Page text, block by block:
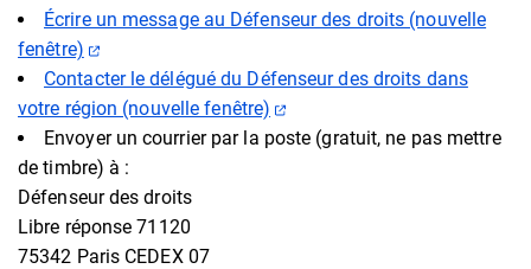
Écrire un message au Défenseur des droits (nouvelle
fenêtre)
(ouverture dans un nouvel onglet)
Contacter le délégué du Défenseur des droits dans
votre région (nouvelle fenêtre)
(ouverture dans un nouvel
Envoyer un courrier par la poste (gratuit, ne pas mettre
de timbre) à :
Défenseur des droits
Libre réponse 71120
75342 Paris CEDEX 07